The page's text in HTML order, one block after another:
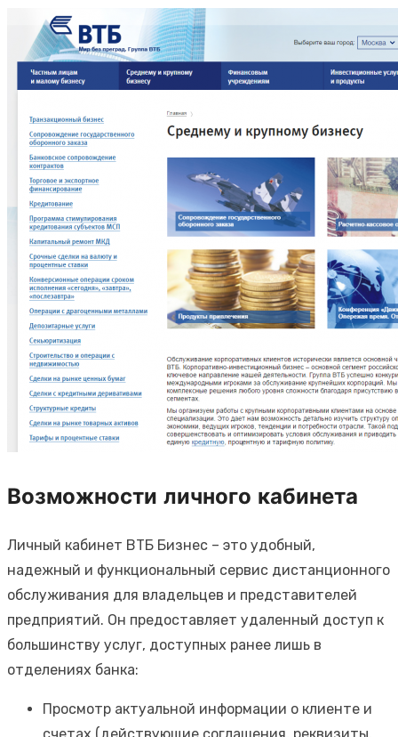
Возможности личного кабинета
Личный кабинет ВТБ Бизнес – это удобный,
надежный и функциональный сервис дистанционного
обслуживания для владельцев и представителей
предприятий. Он предоставляет удаленный доступ к
большинству услуг, доступных ранее лишь в
отделениях банка:
Просмотр актуальной информации о клиенте и
счетах (действующие соглашения, реквизиты,